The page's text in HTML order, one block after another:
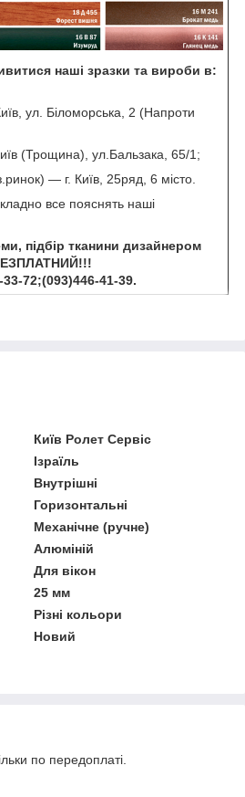
наші зразки та вироби в:
ул. Біломорська, 2 (Напроти
(Трощина), ул.Бальзака, 65/1;
— г. Київ, 25ряд, 6 місто.
все пояснять наші
підбір тканини дизайнером
33-72;(093)446-41-39.
Київ Ролет Сервіс
Ізраїль
Внутрішні
Горизонтальні
Механічне (ручне)
Алюміній
Для вікон
25 мм
Різні кольори
Новий
по передоплаті.